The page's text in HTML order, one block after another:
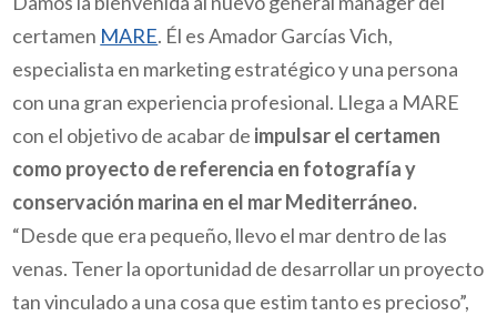
certamen MARE. Él es AmadorGarcíasVich,
especialista en marketing estratégico y una persona
con una gran experiencia profesional. Llega a MARE
con el objetivo de acabar de impulsar el certamen
como proyecto de referencia en fotografía y
conservación marina en el mar Mediterráneo.
“Desde que era pequeño, llevo el mar dentro de las
venas. Tener la oportunidad de desarrollar un proyecto
tan vinculado a una cosa que estimtanto es precioso”,